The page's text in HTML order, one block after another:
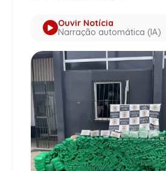
Ouvir Notícia
Narração automática (IA)